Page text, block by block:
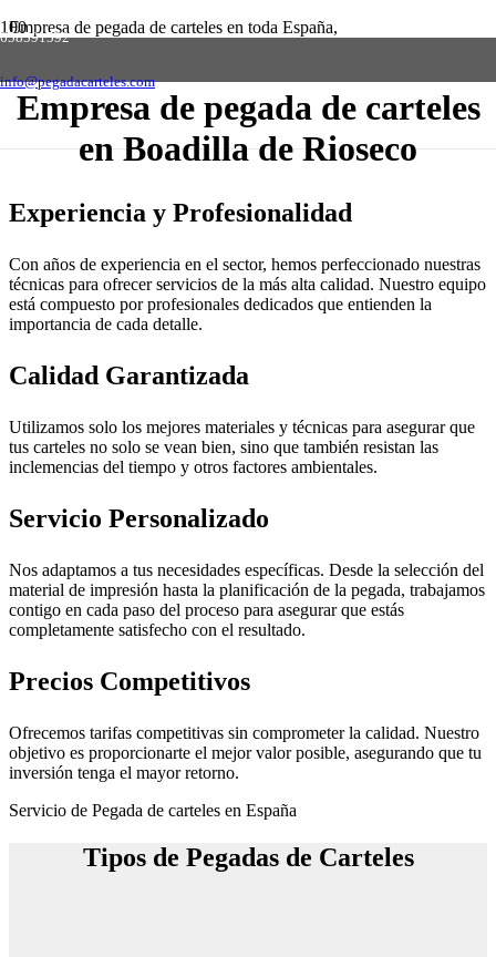
658591592
info@pegadacarteles.com
Empresa de pegada de carteles en toda España,
solicite presupuesto sin compromiso
Empresa de pegada de carteles
en Boadilla de Rioseco
Experiencia y Profesionalidad
Con años de experiencia en el sector, hemos perfeccionado nuestras
técnicas para ofrecer servicios de la más alta calidad. Nuestro equipo
está compuesto por profesionales dedicados que entienden la
importancia de cada detalle.
Calidad Garantizada
Utilizamos solo los mejores materiales y técnicas para asegurar que
tus carteles no solo se vean bien, sino que también resistan las
inclemencias del tiempo y otros factores ambientales.
Servicio Personalizado
Nos adaptamos a tus necesidades específicas. Desde la selección del
material de impresión hasta la planificación de la pegada, trabajamos
contigo en cada paso del proceso para asegurar que estás
completamente satisfecho con el resultado.
Precios Competitivos
Ofrecemos tarifas competitivas sin comprometer la calidad. Nuestro
objetivo es proporcionarte el mejor valor posible, asegurando que tu
inversión tenga el mayor retorno.
Servicio de Pegada de carteles en España
Tipos de Pegadas de Carteles